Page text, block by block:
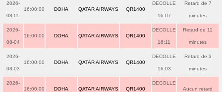
2026-
08-05
16:00:00 DOHA QATAR AIRWAYS QR1400
DECOLLE
16:07
Retard de 7
minutes
2026-
08-04
16:00:00 DOHA QATAR AIRWAYS QR1400
DECOLLE
16:11
Retard de 11
minutes
2026-
08-03
16:00:00 DOHA QATAR AIRWAYS QR1400
DECOLLE
16:03
Retard de 3
minutes
2026-
16:00:00 DOHA QATAR AIRWAYS QR1400
DECOLLE
Aucun retard